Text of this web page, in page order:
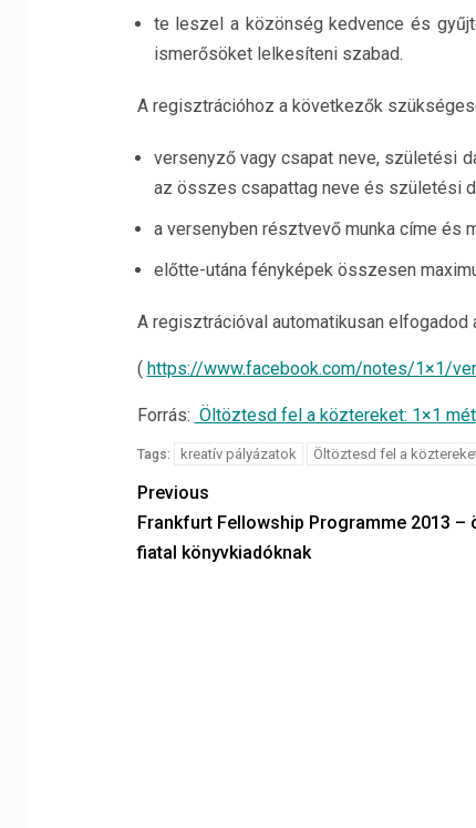
te leszel a közönség kedvence és
ismerősöket lelkesíteni szabad.
A regisztrációhoz a következők
versenyző vagy csapat neve, születési
az összes csapattag neve és születési
a versenyben résztvevő munka címe és
előtte-utána fényképek összesen
A regisztrációval automatikusan
( https://www.facebook.com/notes/1×1/
Forrás: Öltöztesd fel a köztereket: 1×1
Tags: kreatív pályázatok Öltöztesd fel a
Previous
Frankfurt Fellowship Programme 2013 –
fiatal könyvkiadóknak